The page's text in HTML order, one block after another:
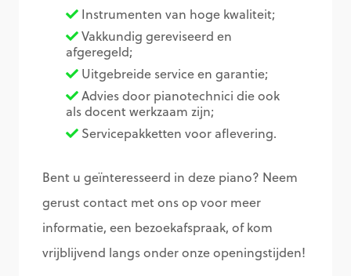
Instrumenten van hoge kwaliteit;
Vakkundig gereviseerd en
afgeregeld;
Uitgebreide service en garantie;
Advies door pianotechnici die ook
als docent werkzaam zijn;
Servicepakketten voor aflevering.
Bent u geïnteresseerd in deze piano? Neem
gerust contact met ons op voor meer
informatie, een bezoekafspraak, of kom
vrijblijvend langs onder onze openingstijden!